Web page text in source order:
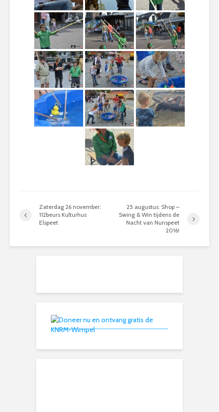
Zaterdag 26 november:
112beurs Kulturhus
Elspeet
25 augustus: Shop –
Swing & Win tijdens de
Nacht van Nunspeet
2016!